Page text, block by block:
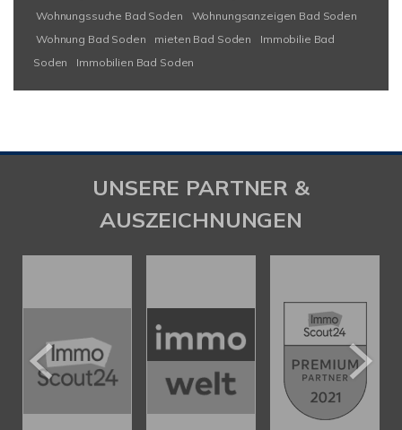
Wohnungssuche Bad Soden
Wohnungsanzeigen Bad Soden
Wohnung Bad Soden
mieten Bad Soden
Immobilie Bad
Soden
Immobilien Bad Soden
UNSERE PARTNER &
AUSZEICHNUNGEN